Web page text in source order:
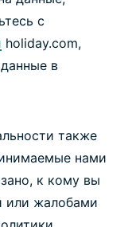
с
holiday.com,
в
также
нами
к кому вы
или жалобами